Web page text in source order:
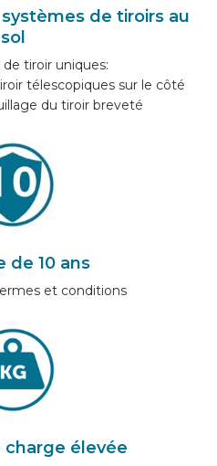
de tiroirs au
sol
tiroir uniques:
télescopiques sur le côté
du tiroir breveté
de 10 ans
et conditions
charge élevée